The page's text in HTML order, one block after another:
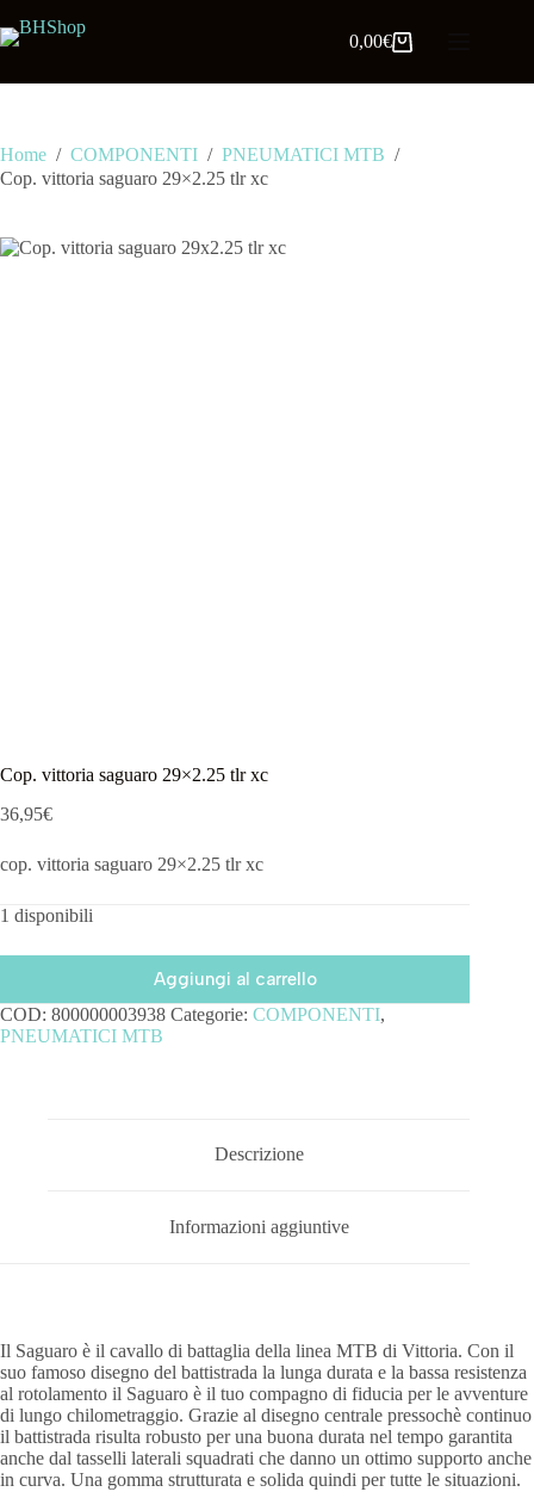
0,00€
Home / COMPONENTI / PNEUMATICI MTB /
Cop. vittoria saguaro 29×2.25 tlr xc
Cop. vittoria saguaro 29×2.25 tlr xc
36,95€
cop. vittoria saguaro 29×2.25 tlr xc
1 disponibili
Aggiungi al carrello
COD: 800000003938 Categorie: COMPONENTI,
PNEUMATICI MTB
Descrizione
Informazioni aggiuntive
Il Saguaro è il cavallo di battaglia della linea MTB di Vittoria. Con il
suo famoso disegno del battistrada la lunga durata e la bassa resistenza
al rotolamento il Saguaro è il tuo compagno di fiducia per le avventure
di lungo chilometraggio. Grazie al disegno centrale pressochè continuo
il battistrada risulta robusto per una buona durata nel tempo garantita
anche dal tasselli laterali squadrati che danno un ottimo supporto anche
in curva. Una gomma strutturata e solida quindi per tutte le situazioni.